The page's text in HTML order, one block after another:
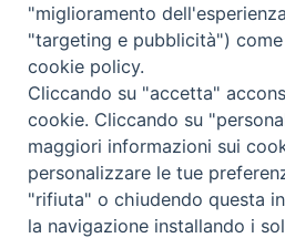
Orari: dal Lunedì al
Lunedì, Mercoledì e
Diocesi
Copyright ©
"miglioramento
"targeting e pubblicità")
cookie policy.
Cliccando su "accetta"
cookie. Cliccando su
maggiori informazioni sui
personalizzare le tue
"rifiuta" o chiudendo questa
la navigazione installando i